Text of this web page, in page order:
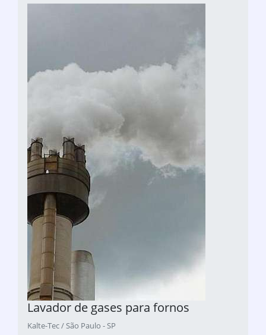
Lavador de gases para fornos
Kalte-Tec / São Paulo - SP